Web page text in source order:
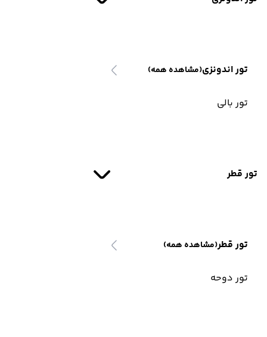
تور اندونزی(مشاهده همه)
تور بالی
تور قطر
تور قطر(مشاهده همه)
تور دوحه